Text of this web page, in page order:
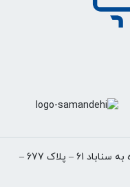
مشهد –انتهای خیابان سناباد – نرسیده به سناباد 61 – پلاک 677 –